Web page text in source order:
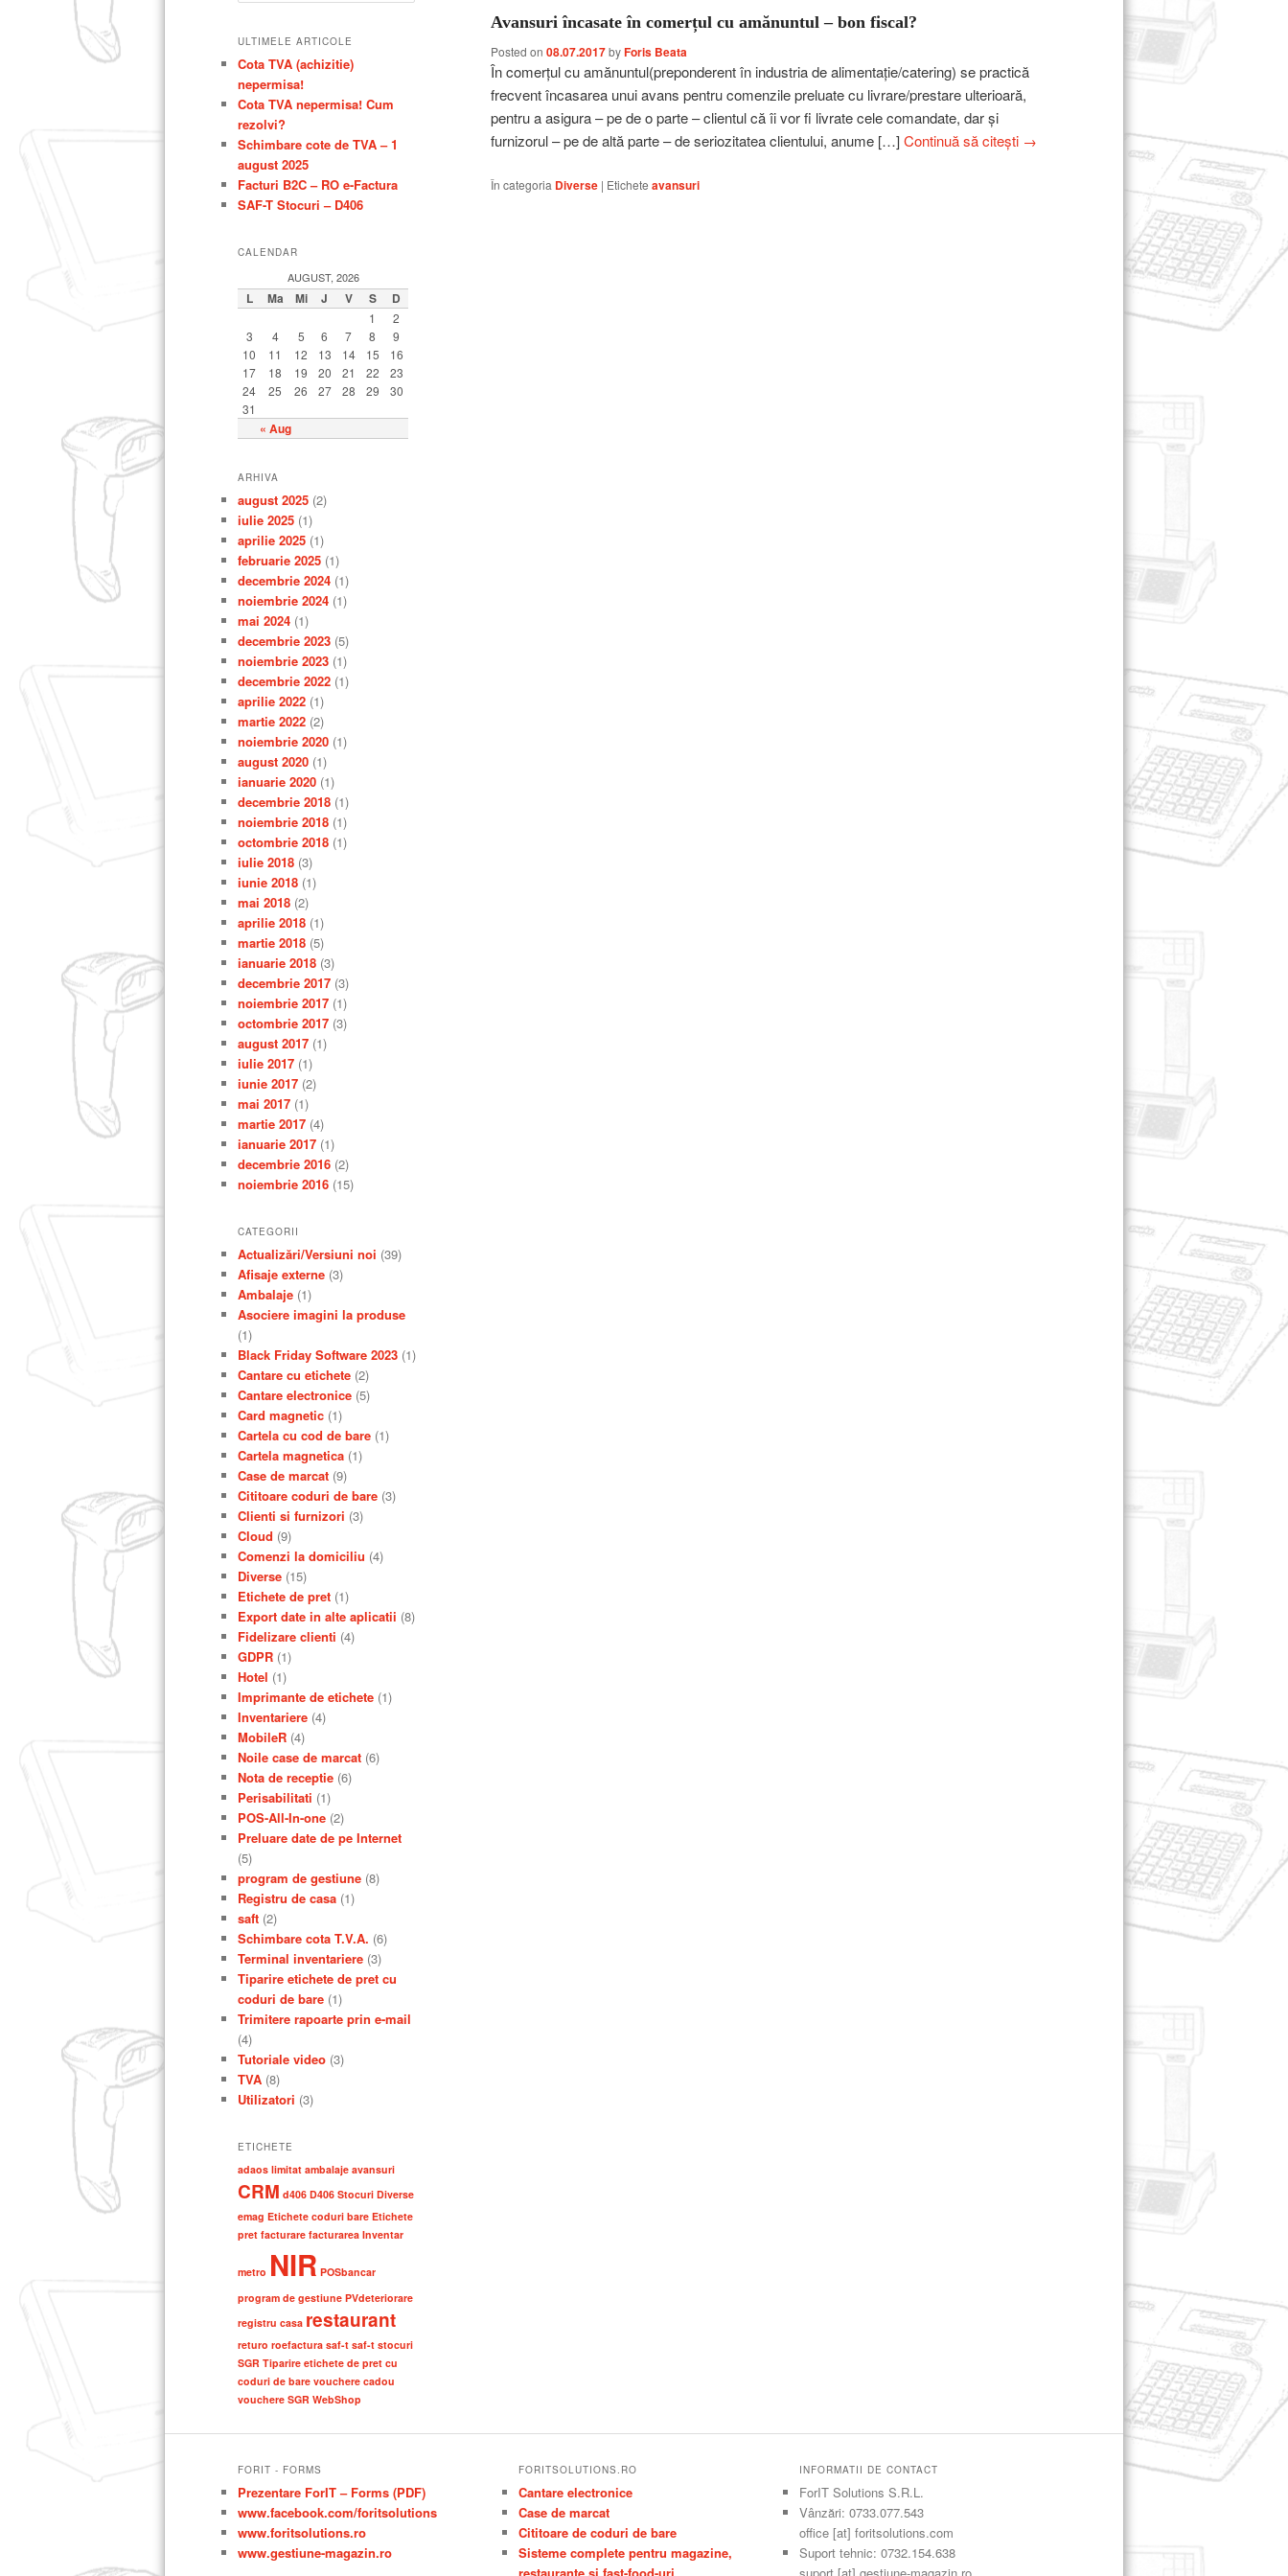
principal
secundar
Avansuri încasate în comerțul cu amănuntul – bon fiscal?
Posted on 08.07.2017byForis Beata
În comerțul cu amănuntul(preponderent în industria de alimentație/catering) se practică
frecvent încasarea unui avans pentru comenzile preluate cu livrare/prestare ulterioară,
pentru a asigura – pe de o parte – clientul că îi vor fi livrate cele comandate, dar și
furnizorul – pe de altă parte – de seriozitatea clientului, anume […]Continuă să citești →
În categoria Diverse | Etichete avansuri
tULTIMELE ARTICOLE
Cota TVA (achizitie)
nepermisa!
Cota TVA nepermisa! Cum
rezolvi?
Schimbare cote de TVA – 1
august 2025
Facturi B2C – RO e-Factura
SAF-T Stocuri – D406
CALENDAR
AUGUST, 2026
L Ma Mi J V S D
« Aug
1
2
3
4 5 6 7 8
9
10
11 12 13 14 15
16
17
18 19 20 21 22
23
24
25 26 27 28 29
30
31
ARHIVA
august 2025 (2)
iulie 2025 (1)
aprilie 2025 (1)
februarie 2025 (1)
decembrie 2024 (1)
noiembrie 2024 (1)
mai 2024 (1)
decembrie 2023 (5)
noiembrie 2023 (1)
decembrie 2022 (1)
aprilie 2022 (1)
martie 2022 (2)
noiembrie 2020 (1)
august 2020 (1)
ianuarie 2020 (1)
decembrie 2018 (1)
noiembrie 2018 (1)
octombrie 2018 (1)
iulie 2018 (3)
iunie 2018 (1)
mai 2018 (2)
aprilie 2018 (1)
martie 2018 (5)
ianuarie 2018 (3)
decembrie 2017 (3)
noiembrie 2017 (1)
octombrie 2017 (3)
august 2017 (1)
iulie 2017 (1)
iunie 2017 (2)
mai 2017 (1)
martie 2017 (4)
ianuarie 2017 (1)
decembrie 2016 (2)
noiembrie 2016 (15)
CATEGORII
Actualizări/Versiuni noi (39)
Afisaje externe (3)
Ambalaje (1)
Asociere imagini la produse
(1)
Black Friday Software 2023 (1)
Cantare cu etichete (2)
Cantare electronice (5)
Card magnetic (1)
Cartela cu cod de bare (1)
Cartela magnetica (1)
Case de marcat (9)
Cititoare coduri de bare (3)
Clienti si furnizori (3)
Cloud (9)
Comenzi la domiciliu (4)
Diverse (15)
Etichete de pret (1)
Export date in alte aplicatii (8)
Fidelizare clienti (4)
GDPR (1)
Hotel (1)
Imprimante de etichete (1)
Inventariere (4)
MobileR (4)
Noile case de marcat (6)
Nota de receptie (6)
Perisabilitati (1)
POS-All-In-one (2)
Preluare date de pe Internet
(5)
program de gestiune (8)
Registru de casa (1)
saft (2)
Schimbare cota T.V.A. (6)
Terminal inventariere (3)
Tiparire etichete de pret cu
coduri de bare (1)
Trimitere rapoarte prin e-mail
(4)
Tutoriale video (3)
TVA (8)
Utilizatori (3)
ETICHETE
adaos limitat ambalaje avansuri
CRM d406 D406 Stocuri Diverse
emag Etichete coduri bare Etichete
pret facturare facturarea Inventar
metro NIR POSbancar
program de gestiune PVdeteriorare
registru casa restaurant
returo roefactura saf-t saf-t stocuri
SGR Tiparire etichete de pret cu
coduri de bare vouchere cadou
vouchere SGR WebShop
FORIT - FORMS
Prezentare ForIT – Forms (PDF)
www.facebook.com/foritsolutions
www.foritsolutions.ro
www.gestiune-magazin.ro
FORITSOLUTIONS.RO
Cantare electronice
Case de marcat
Cititoare de coduri de bare
Sisteme complete pentru magazine,
INFORMATII DE CONTACT
ForIT Solutions S.R.L.
Vânzări: 0733.077.543
office [at] foritsolutions.com
Suport tehnic: 0732.154.638